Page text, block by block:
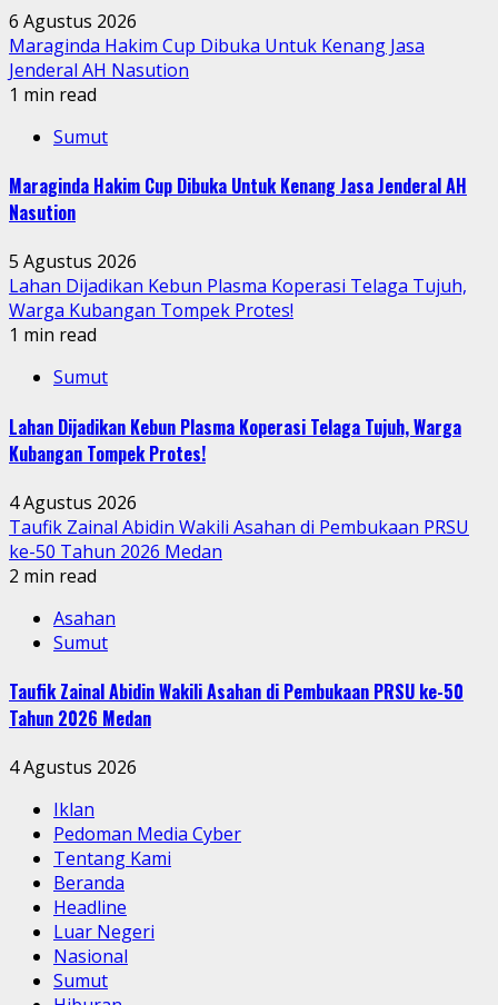
6 Agustus 2026
Maraginda Hakim Cup Dibuka Untuk Kenang Jasa
Jenderal AH Nasution
1 min read
Sumut
Maraginda Hakim Cup Dibuka Untuk Kenang Jasa Jenderal AH
Nasution
5 Agustus 2026
Lahan Dijadikan Kebun Plasma Koperasi Telaga Tujuh,
Warga Kubangan Tompek Protes!
1 min read
Sumut
Lahan Dijadikan Kebun Plasma Koperasi Telaga Tujuh, Warga
Kubangan Tompek Protes!
4 Agustus 2026
Taufik Zainal Abidin Wakili Asahan di Pembukaan PRSU
ke-50 Tahun 2026 Medan
2 min read
Asahan
Sumut
Taufik Zainal Abidin Wakili Asahan di Pembukaan PRSU ke-50
Tahun 2026 Medan
4 Agustus 2026
Iklan
Pedoman Media Cyber
Tentang Kami
Beranda
Headline
Luar Negeri
Nasional
Sumut